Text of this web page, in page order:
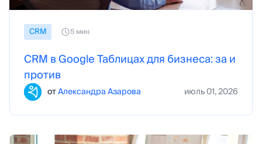
СRM 5 мин
CRM в Google Таблицах для бизнеса: за и
против
отАлександра Азарова июль 01, 2026